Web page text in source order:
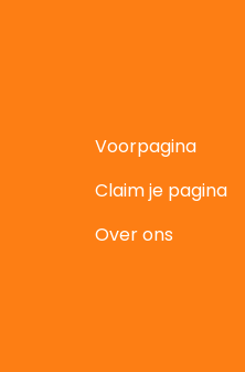
Voorpagina
Claim je pagina
Over ons